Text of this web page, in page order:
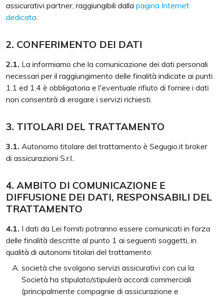
assicurativi partner, raggiungibili dalla pagina Internet
dedicata.
2. CONFERIMENTO DEI DATI
2.1. La informiamo che la comunicazione dei dati personali
necessari per il raggiungimento delle finalità indicate ai punti
1.1 ed 1.4 è obbligatoria e l'eventuale rifiuto di fornire i dati
non consentirà di erogare i servizi richiesti.
3. TITOLARI DEL TRATTAMENTO
3.1. Autonomo titolare del trattamento è Segugio.it broker
di assicurazioni S.r.l..
4. AMBITO DI COMUNICAZIONE E
DIFFUSIONE DEI DATI, RESPONSABILI DEL
TRATTAMENTO
4.1. I dati da Lei forniti potranno essere comunicati in forza
delle finalità descritte al punto 1 ai seguenti soggetti, in
qualità di autonomi titolari del trattamento:
società che svolgono servizi assicurativi con cui la
Società ha stipulato/stipulerà accordi commerciali
(principalmente compagnie di assicurazione e